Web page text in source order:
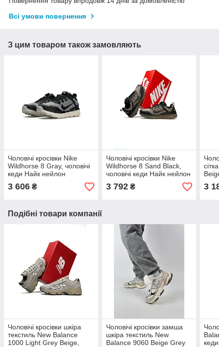
Всі умови повернення
З цим товаром також замовляють
Чоловічі кросівки Nike
Wildhorse 8 Gray, чоловічі
кеди Найк нейлон
взуття
3 606 ₴
Чоловічі кросівки Nike
Wildhorse 8 Sand Black,
чоловічі кеди Найк нейлон
Чоловіче взуття
3 792₴ 3
Подібні товари компанії
Чоловічі кросівки шкіра
текстиль New Balance
1000 Light Grey Beige,
Чоловічі кросівки замша
шкіра текстиль New
Balance 9060 Beige Grey